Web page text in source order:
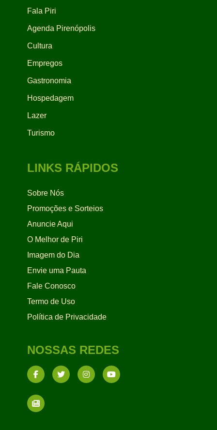
Fala Piri
Agenda Pirenópolis
Cultura
Empregos
Gastronomia
Hospedagem
Lazer
Turismo
LINKS RÁPIDOS
Sobre Nós
Promoções e Sorteios
Anuncie Aqui
O Melhor de Piri
Imagem do Dia
Envie uma Pauta
Fale Conosco
Termo de Uso
Política de Privacidade
NOSSAS REDES